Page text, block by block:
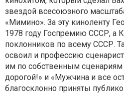
звездой всесоюзного
«Мимино». За эту киноленту
1978 году Госпремию СССР, а
поклонников по всему СССР.
освоил и профессию
им по собственным
дорогой!» и «Мужчина и все
благосклонно приняты